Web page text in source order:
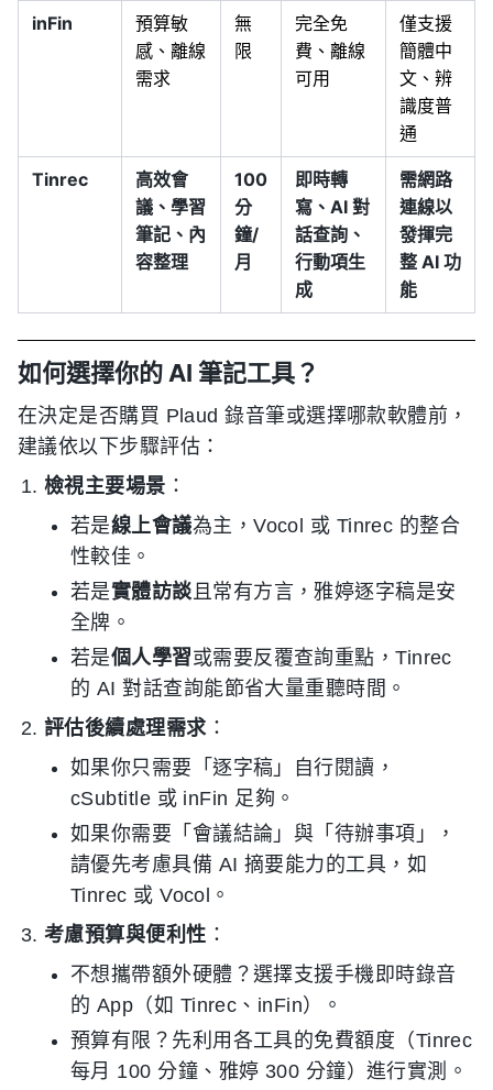
inFin
預算敏
感、離線
需求
無
限
完全免
費、離線
可用
僅支援
簡體中
文、辨
識度普
通
Tinrec
高效會
議、學習
筆記、內
容整理
100
分
鐘/
月
即時轉
寫、AI 對
話查詢、
行動項生
成
需網路
連線以
發揮完
整 AI 功
能
如何選擇你的 AI 筆記工具？
在決定是否購買 Plaud 錄音筆或選擇哪款軟體前，
建議依以下步驟評估：
檢視主要場景 ：
若是線上會議為主，Vocol 或 Tinrec 的整合
性較佳。
若是實體訪談 且常有方言，雅婷逐字稿是安
全牌。
若是個人學習或需要反覆查詢重點，Tinrec
的 AI 對話查詢能節省大量重聽時間。
評估後續處理需求：
如果你只需要「逐字稿」自行閱讀，
cSubtitle 或 inFin 足夠。
如果你需要「會議結論」與「待辦事項」，
請優先考慮具備 AI 摘要能力的工具，如
Tinrec 或 Vocol。
考慮預算與便利性 ：
不想攜帶額外硬體？選擇支援手機即時錄音
的 App（如 Tinrec、inFin）。
預算有限？先利用各工具的免費額度（Tinrec
每月 100 分鐘、雅婷 300 分鐘）進行實測。